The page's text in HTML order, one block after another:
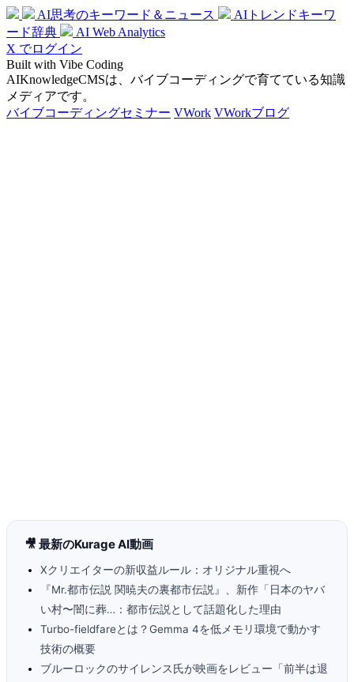
AI思考のキーワード＆ニュース
AIトレンドキーワ
ード辞典
AI Web Analytics
X でログイン
Built with Vibe Coding
AIKnowledgeCMSは、バイブコーディングで育てている知識
メディアです。
バイブコーディングセミナー VWork VWorkブログ
🎥 最新のKurage AI動画
Xクリエイターの新収益ルール：オリジナル重視へ
『Mr.都市伝説 関暁夫の裏都市伝説』、新作「日本のヤバ
い村〜闇に葬…：都市伝説として話題化した理由
Turbo-fieldfareとは？Gemma 4を低メモリ環境で動かす
技術の概要
ブルーロックのサイレンス氏が映画をレビュー「前半は退